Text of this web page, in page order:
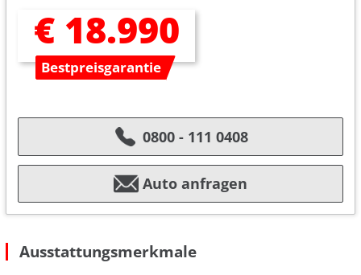
€ 18.990
Bestpreisgarantie
0800 - 111 0408
Auto anfragen
Ausstattungsmerkmale